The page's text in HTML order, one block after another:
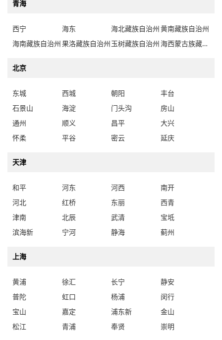
青海
西宁 海东 海北藏族自治州黄南藏族自治州
海南藏族自治州果洛藏族自治州玉树藏族自治州 海西蒙古族藏族自治州
北京
东城 西城 朝阳
丰台
石景山
海淀 门头沟
房山
通州
顺义 昌平
大兴
怀柔
平谷 密云 延庆
天津
和平 河东 河西
南开
河北
红桥 东丽
西青
津南
北辰 武清
宝坻
滨海新
宁河 静海 蓟州
上海
黄浦 徐汇 长宁
静安
普陀
虹口 杨浦
闵行
宝山
嘉定 浦东新
金山
松江
青浦 奉贤 崇明